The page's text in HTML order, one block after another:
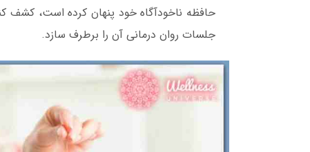
حافظه ناخودآگاه خود پنهان کرده است،
جلسات روان درمانی آن را برطرف سازد.